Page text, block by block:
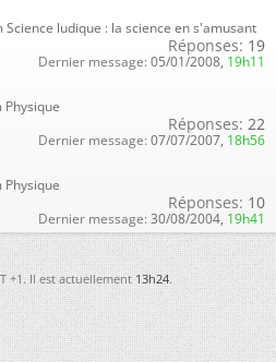
ludique : la science en s'amusant
Réponses: 19
Dernier message: 05/01/2008, 19h11
Réponses: 22
Dernier message: 07/07/2007, 18h56
Réponses: 10
Dernier message: 30/08/2004, 19h41
+1. Il est actuellement13h24.